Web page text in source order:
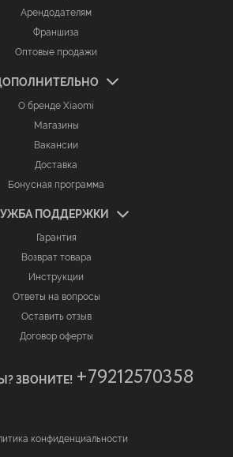
Арендодателям
Франшиза
Оптовые продажи
О бренде Xiaomi
Магазины
Вакансии
Доставка
Бонусная программа
ПОДДЕРЖКИ
Гарантия
Возврат товара
Инструкции
Ответы на вопросы
Оставить отзыв
Договор оферты
ЗВОНИТЕ! +79212570358
конфиденциальности